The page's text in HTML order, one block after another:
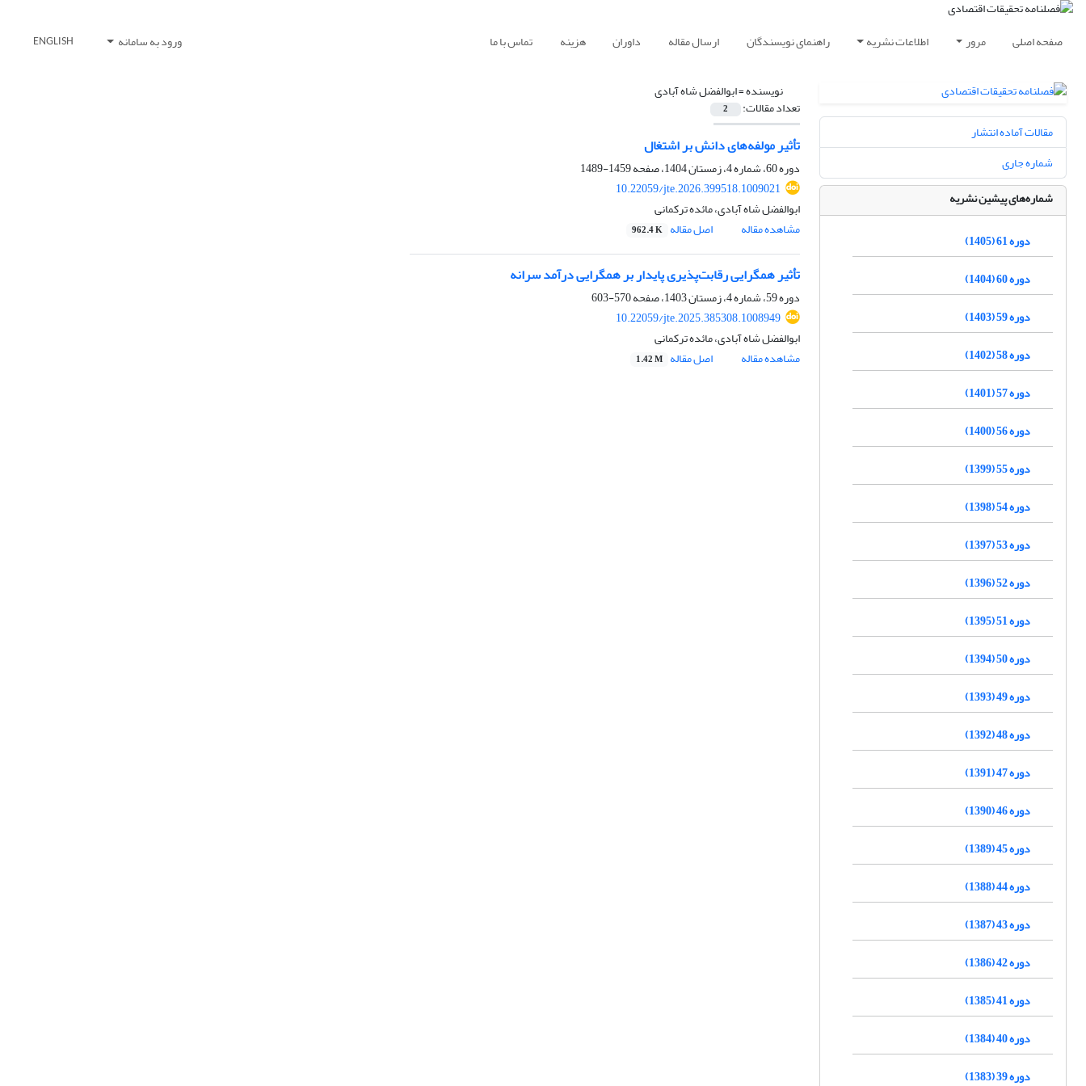
صفحه اصلی مرور اطلاعات نشریه راهنمای نویسندگان ارسال مقاله داوران هزینه تماس با ما ورود به سامانه ENGLISH
نویسنده =ابوالفضل شاه آبادی
تعداد مقالات: 2
تأثیر مولفه‌های دانش بر اشتغال
دوره 60، شماره 4، زمستان 1404، صفحه
1459-1489
10.22059/jte.2026.399518.1009021
ابوالفضل شاه آبادی، مائده ترکمانی
مشاهده مقاله
اصل مقاله 962.4 K
تأثیر همگرایی رقابت‌پذیری پایدار بر همگرایی درآمد سرانه
دوره 59، شماره 4، زمستان 1403، صفحه
570-603
10.22059/jte.2025.385308.1008949
ابوالفضل شاه آبادی، مائده ترکمانی
مشاهده مقاله
اصل مقاله 1.42 M
مقالات آماده انتشار
شماره جاری
شماره‌های پیشین نشریه
دوره 61 (1405)
دوره 60 (1404)
دوره 59 (1403)
دوره 58 (1402)
دوره 57 (1401)
دوره 56 (1400)
دوره 55 (1399)
دوره 54 (1398)
دوره 53 (1397)
دوره 52 (1396)
دوره 51 (1395)
دوره 50 (1394)
دوره 49 (1393)
دوره 48 (1392)
دوره 47 (1391)
دوره 46 (1390)
دوره 45 (1389)
دوره 44 (1388)
دوره 43 (1387)
دوره 42 (1386)
دوره 41 (1385)
دوره 40 (1384)
دوره 39 (1383)